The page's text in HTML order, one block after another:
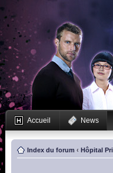
Accueil News
Index du forum ‹ Hôpital